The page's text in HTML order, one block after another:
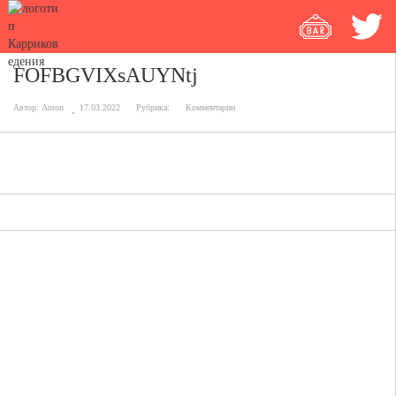
FOFBGVIXsAUYNtj
Автор: Anton 17.03.2022 Рубрика: Комментарии